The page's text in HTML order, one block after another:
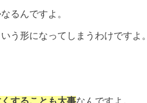
るんですよ。
う形になってしまうわけですよ。
することも大事なんですよ。